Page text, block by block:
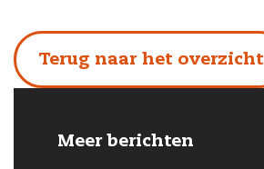
Terug naar het overzicht
Meer berichten